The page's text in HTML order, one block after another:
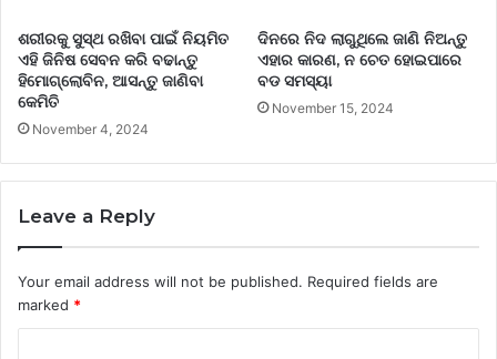
ଶରୀରକୁ ସୁସ୍ଥ ରଖିବା ପାଇଁ ନିୟମିତ
ଏହି ଜିନିଷ ସେବନ କରି ବଢାନ୍ତୁ
ହିମୋଗ୍ଲୋବିନ, ଆସନ୍ତୁ ଜାଣିବା
କେମିତି
November 4, 2024
ଦିନରେ ନିଦ ଲାଗୁଥିଲେ ଜାଣି ନିଅନ୍ତୁ
ଏହାର କାରଣ, ନ ଚେତ ହୋଇପାରେ
ବଡ ସମସ୍ୟା
November 15, 2024
Leave a Reply
Your email address will not be published. Required fields are
marked *